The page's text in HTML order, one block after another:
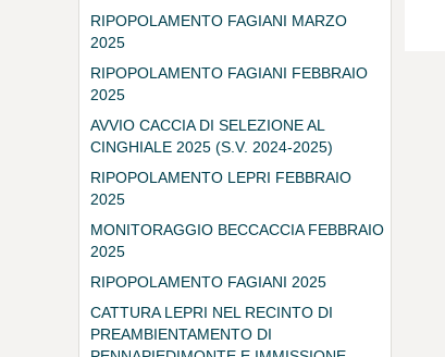
RIPOPOLAMENTO FAGIANI MARZO
2025
RIPOPOLAMENTO FAGIANI FEBBRAIO
2025
AVVIO CACCIA DI SELEZIONE AL
CINGHIALE 2025 (S.V. 2024-2025)
RIPOPOLAMENTO LEPRI FEBBRAIO
2025
MONITORAGGIO BECCACCIA FEBBRAIO
2025
RIPOPOLAMENTO FAGIANI 2025
CATTURA LEPRI NEL RECINTO DI
PREAMBIENTAMENTO DI